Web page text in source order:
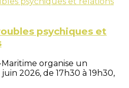
psychiques et
Maritime organise un
2026, de 17h30 à 19h30,